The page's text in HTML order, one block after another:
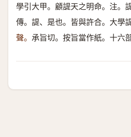
學引大甲。顧諟天之明命。注。
傳。諟、是也。皆與許合。大學
聲。 承旨切。按旨當作紙。十六部